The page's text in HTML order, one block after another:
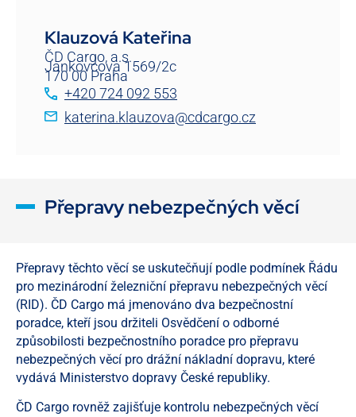
Klauzová Kateřina
ČD Cargo, a.s.
Jankovcova 1569/2c
170 00 Praha
+420 724 092 553
katerina.klauzova@cdcargo.cz
Přepravy nebezpečných věcí
Přepravy těchto věcí se uskutečňují podle podmínek Řádu
pro mezinárodní železniční přepravu nebezpečných věcí
(RID). ČD Cargo má jmenováno dva bezpečnostní
poradce, kteří jsou držiteli Osvědčení o odborné
způsobilosti bezpečnostního poradce pro přepravu
nebezpečných věcí pro drážní nákladní dopravu, které
vydává Ministerstvo dopravy České republiky.
ČD Cargo rovněž zajišťuje kontrolu nebezpečných věcí